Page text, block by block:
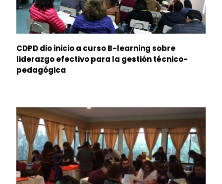
CDPD dio inicio a curso B-learning sobre
liderazgo efectivo para la gestión técnico-
pedagógica